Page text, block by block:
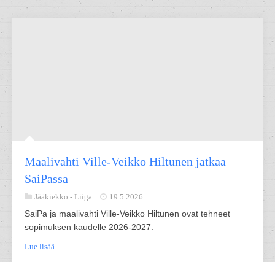
Maalivahti Ville-Veikko Hiltunen jatkaa
SaiPassa
Jääkiekko - Liiga 19.5.2026
SaiPa ja maalivahti Ville-Veikko Hiltunen ovat tehneet
sopimuksen kaudelle 2026-2027.
Lue lisää